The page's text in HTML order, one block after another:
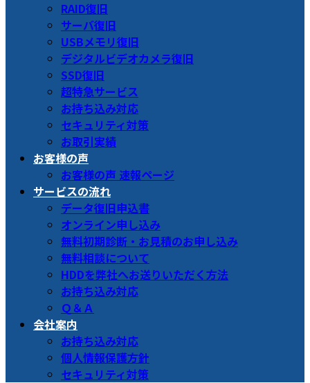
RAID復旧
サーバ復旧
USBメモリ復旧
デジタルビデオカメラ復旧
SSD復旧
超特急サービス
お持ち込み対応
セキュリティ対策
お取引実績
お客様の声
お客様の声 速報ページ
サービスの流れ
データ復旧申込書
オンライン申し込み
無料初期診断・お見積のお申し込み
無料相談について
HDDを弊社へお送りいただく方法
お持ち込み対応
Ｑ＆Ａ
会社案内
お持ち込み対応
個人情報保護方針
セキュリティ対策